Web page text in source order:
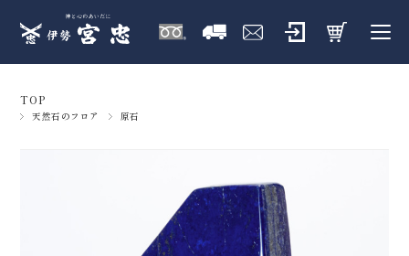
TOP
天然石のフロア 原石